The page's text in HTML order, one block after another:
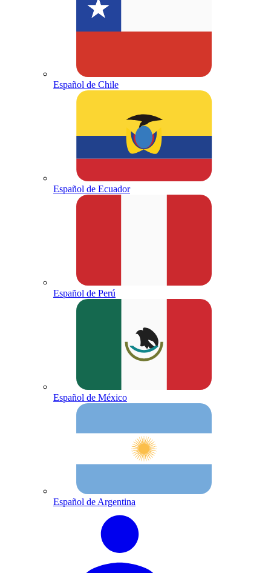
Español de Chile
Español de Ecuador
Español de Perú
Español de México
Español de Argentina